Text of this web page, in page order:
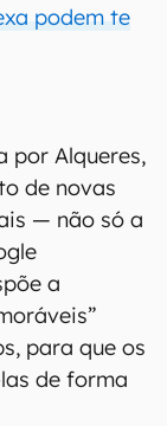
podem te
por Alqueres,
de novas
— não só a
a
para que os
de forma